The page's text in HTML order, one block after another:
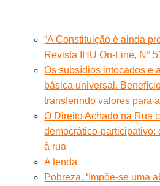
“A Constituição é ainda
Revista IHU On-Line, Nº
Os subsídios intocados e
básica universal.
transferindo valores para
O Direito Achado na Rua
democrático-participativo:
à rua
A tenda
Pobreza. ‘Impõe-se uma